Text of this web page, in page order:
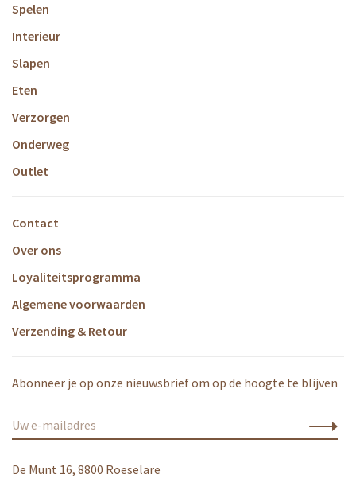
Spelen
Interieur
Slapen
Eten
Verzorgen
Onderweg
Outlet
Contact
Over ons
Loyaliteitsprogramma
Algemene voorwaarden
Verzending & Retour
Abonneer je op onze nieuwsbrief om op de hoogte te blijven
De Munt 16, 8800 Roeselare